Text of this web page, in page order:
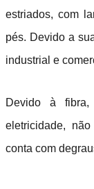
estriados, com
pés. Devido a
industrial e
Devido à
eletricidade,
conta com